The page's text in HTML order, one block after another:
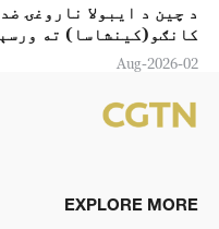
د چین د ايبولا ناروغۍ
کانګو(کينشاسا) ته
02-Aug-2026
EXPLORE MORE